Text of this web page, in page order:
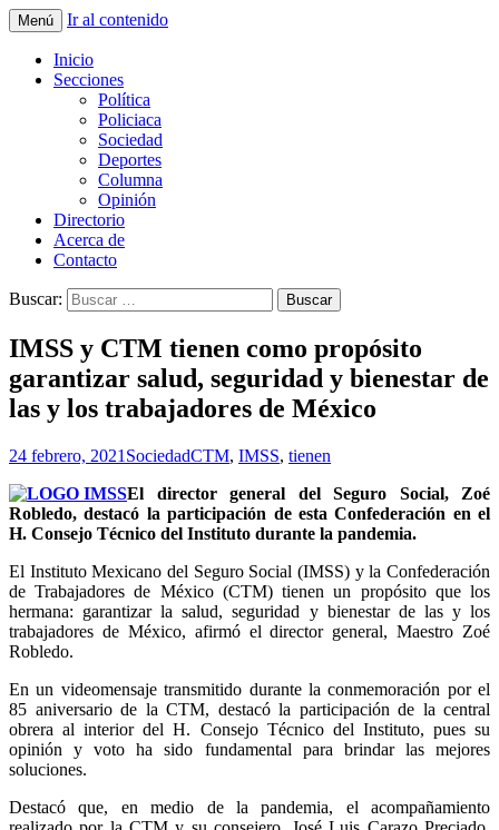
La Yunta de Tepic
Menú Ir al contenido
Inicio
Secciones
Política
Policiaca
Sociedad
Deportes
Columna
Opinión
Directorio
Acerca de
Contacto
Buscar:
IMSS y CTM tienen como propósito
garantizar salud, seguridad y bienestar de
las y los trabajadores de México
24 febrero, 2021 SociedadCTM, IMSS, tienen
El director general del Seguro Social, Zoé
Robledo, destacó la participación de esta Confederación en el
H. Consejo Técnico del Instituto durante la pandemia.
El Instituto Mexicano del Seguro Social (IMSS) y la Confederación
de Trabajadores de México (CTM) tienen un propósito que los
hermana: garantizar la salud, seguridad y bienestar de las y los
trabajadores de México, afirmó el director general, Maestro Zoé
Robledo.
En un videomensaje transmitido durante la conmemoración por el
85 aniversario de la CTM, destacó la participación de la central
obrera al interior del H. Consejo Técnico del Instituto, pues su
opinión y voto ha sido fundamental para brindar las mejores
soluciones.
Destacó que, en medio de la pandemia, el acompañamiento